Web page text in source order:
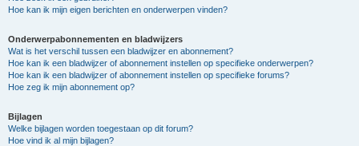
Hoe kan ik mijn eigen berichten en onderwerpen vinden?
Onderwerpabonnementen en bladwijzers
Wat is het verschil tussen een bladwijzer en abonnement?
Hoe kan ik een bladwijzer of abonnement instellen op specifieke onderwerpen?
Hoe kan ik een bladwijzer of abonnement instellen op specifieke forums?
Hoe zeg ik mijn abonnement op?
Bijlagen
Welke bijlagen worden toegestaan op dit forum?
Hoe vind ik al mijn bijlagen?